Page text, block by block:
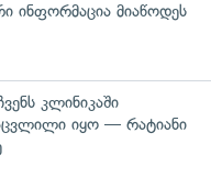
ინფორმაცია მიაწოდეს
კლინიკაში
იყო — რატიანი